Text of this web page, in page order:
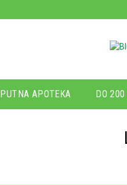
PUTNA APOTEKA DO